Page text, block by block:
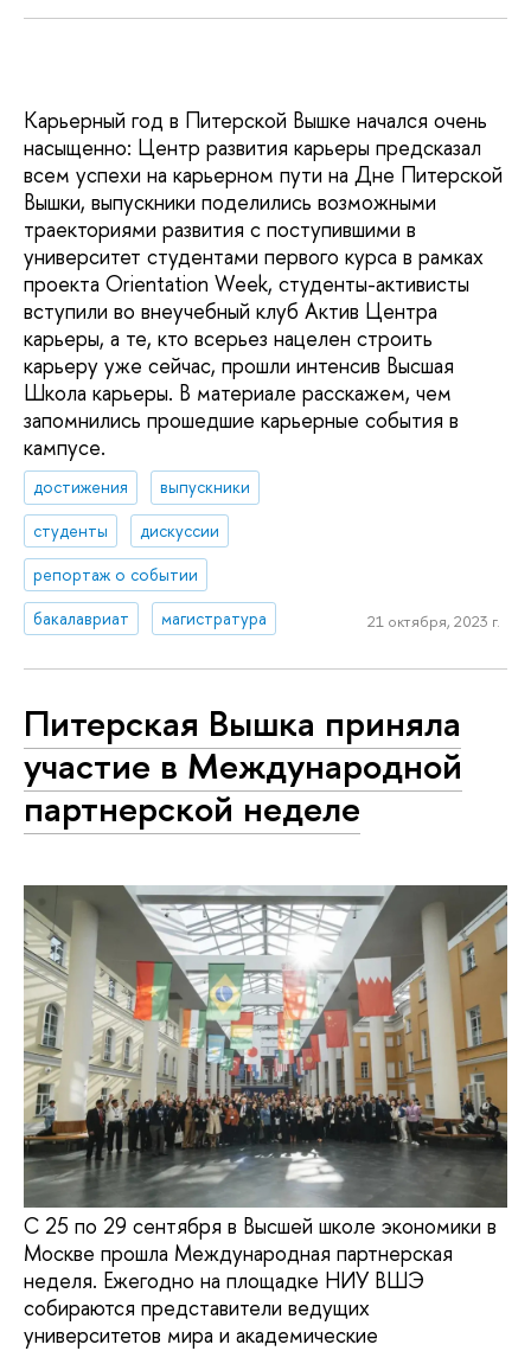
Карьерный год в Питерской Вышке начался очень
насыщенно: Центр развития карьеры предсказал
всем успехи на карьерном пути на Дне Питерской
Вышки, выпускники поделились возможными
траекториями развития с поступившими в
университет студентами первого курса в рамках
проекта Orientation Week, студенты-активисты
вступили во внеучебный клуб Актив Центра
карьеры, а те, кто всерьез нацелен строить
карьеру уже сейчас, прошли интенсив Высшая
Школа карьеры. В материале расскажем, чем
запомнились прошедшие карьерные события в
кампусе.
достижения
выпускники
студенты
дискуссии
репортаж о событии
бакалавриат
магистратура 21 октября, 2023 г.
Питерская Вышка приняла
участие в Международной
партнерской неделе
С 25 по 29 сентября в Высшей школе экономики в
Москве прошла Международная партнерская
неделя. Ежегодно на площадке НИУ ВШЭ
собираются представители ведущих
университетов мира и академические